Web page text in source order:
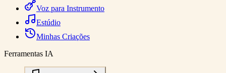
Voz para Instrumento
Estúdio
Minhas Criações
Ferramentas IA